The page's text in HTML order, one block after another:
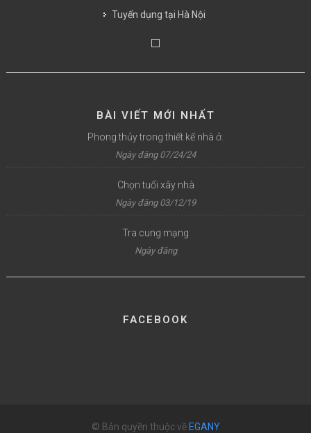
Tuyển dụng tại Hà Nội
BÀI VIẾT MỚI NHẤT
Phong thủy trong thiết kế nhà ở.
Ngày đăng 07/24/24
Chọn tuổi xây nhà
Ngày đăng 03/12/19
Tra cung mạng
Ngày đăng
FACEBOOK
© Bản quyền thuộc về EGANY